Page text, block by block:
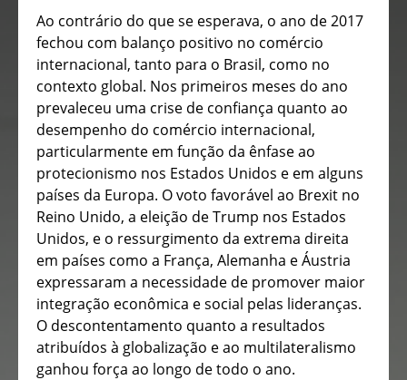
Ao contrário do que se esperava, o ano de 2017
fechou com balanço positivo no comércio
internacional, tanto para o Brasil, como no
contexto global. Nos primeiros meses do ano
prevaleceu uma crise de confiança quanto ao
desempenho do comércio internacional,
particularmente em função da ênfase ao
protecionismo nos Estados Unidos e em alguns
países da Europa. O voto favorável ao Brexit no
Reino Unido, a eleição de Trump nos Estados
Unidos, e o ressurgimento da extrema direita
em países como a França, Alemanha e Áustria
expressaram a necessidade de promover maior
integração econômica e social pelas lideranças.
O descontentamento quanto a resultados
atribuídos à globalização e ao multilateralismo
ganhou força ao longo de todo o ano.